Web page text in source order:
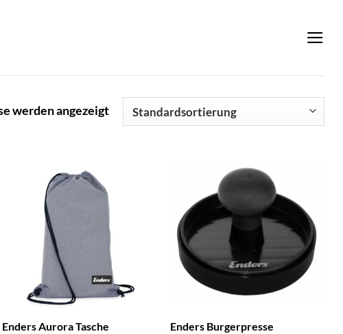
werden angezeigt
Enders Aurora Tasche
Enders Burgerpresse